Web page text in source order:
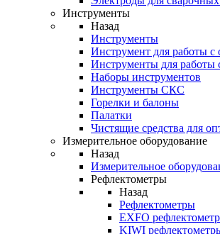
Инструменты
Назад
Инструменты
Инструмент для работы с
Инструменты для работы
Наборы инструментов
Инструменты СКС
Горелки и балоны
Палатки
Чистящие средства для
Измерительное оборудование
Назад
Измерительное
Рефлектометры
Назад
Рефлектометры
EXFO
KIWI